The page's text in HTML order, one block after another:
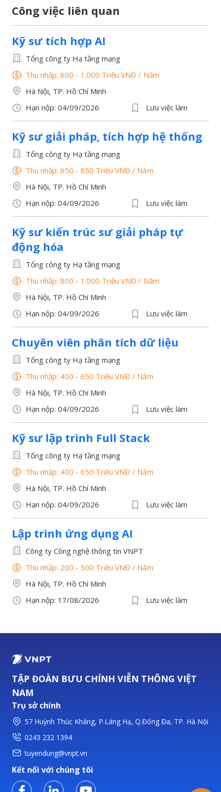
Công việc liên quan
Kỹ sư tích hợp AI
Tổng công ty Hạ tầng mạng
Thu nhập: 800 - 1.000 Triệu VNĐ/ Năm
Hà Nội, TP. Hồ Chí Minh
Hạn nộp: 04/09/2026
Lưu việc làm
Kỹ sư giải pháp, tích hợp hệ thống
Tổng công ty Hạ tầng mạng
Thu nhập: 650 - 850 Triệu VNĐ/ Năm
Hà Nội, TP. Hồ Chí Minh
Hạn nộp: 04/09/2026
Lưu việc làm
Kỹ sư kiến trúc sư giải pháp tự
động hóa
Tổng công ty Hạ tầng mạng
Thu nhập: 800 - 1.000 Triệu VNĐ/ Năm
Hà Nội, TP. Hồ Chí Minh
Hạn nộp: 04/09/2026
Lưu việc làm
Chuyên viên phân tích dữ liệu
Tổng công ty Hạ tầng mạng
Thu nhập: 400 - 650 Triệu VNĐ/ Năm
Hà Nội, TP. Hồ Chí Minh
Hạn nộp: 04/09/2026
Lưu việc làm
Kỹ sư lập trình Full Stack
Tổng công ty Hạ tầng mạng
Thu nhập: 400 - 650 Triệu VNĐ/ Năm
Hà Nội, TP. Hồ Chí Minh
Hạn nộp: 04/09/2026
Lưu việc làm
Lập trình ứng dụng AI
Công ty Công nghệ thông tin VNPT
Thu nhập: 200 - 500 Triệu VNĐ/ Năm
Hà Nội, TP. Hồ Chí Minh
Hạn nộp: 17/08/2026
Lưu việc làm
TẬP ĐOÀN BƯU CHÍNH VIỄN THÔNG VIỆT
NAM
Trụ sở chính
57 Huỳnh Thúc Kháng, P.Láng Hạ, Q.Đống Đa, TP. Hà Nội
0243 232 1394
tuyendung@vnpt.vn
Kết nối với chúng tôi